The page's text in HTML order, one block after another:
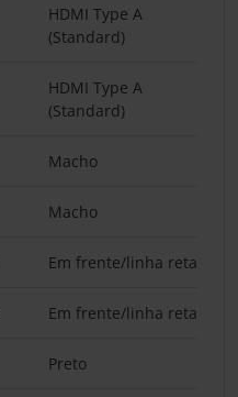
HDMI Type A
(Standard)
HDMI Type A
(Standard)
Macho
Macho
Em frente/linha reta
Em frente/linha reta
Preto